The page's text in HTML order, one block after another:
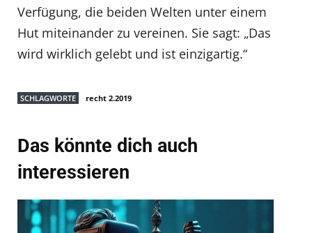
Verfügung, die beiden Welten unter einem
Hut miteinander zu vereinen. Sie sagt: „Das
wird wirklich gelebt und ist einzigartig.“
SCHLAGWORTE recht 2.2019
Das könnte dich auch
interessieren